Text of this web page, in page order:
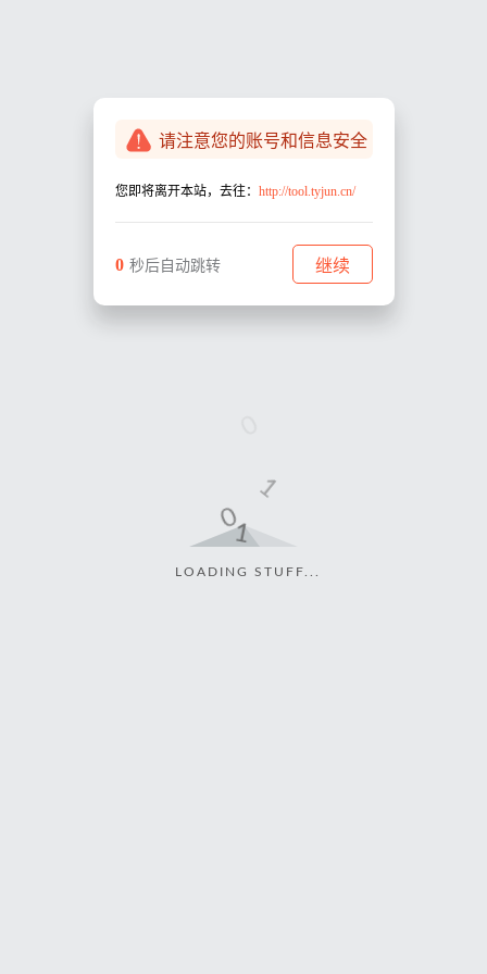
LOADING STUFF...
请注意您的账号和信息安全
您即将离开本站，去往： http://tool.tyjun.cn/
0 秒后自动跳转 继续